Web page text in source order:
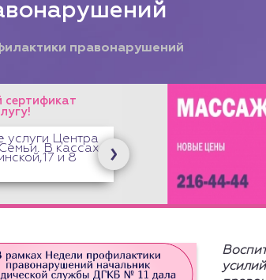
правонарушений
услуги Центра
В кассах
и 8